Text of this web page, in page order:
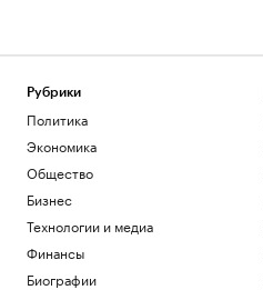
Рубрики
Политика
Экономика
Общество
Бизнес
Технологии и медиа
Финансы
Биографии